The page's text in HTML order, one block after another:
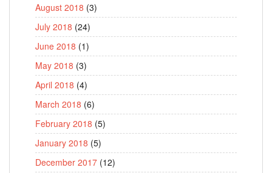
August 2018 (3)
July 2018 (24)
June 2018 (1)
May 2018 (3)
April 2018 (4)
March 2018 (6)
February 2018 (5)
January 2018 (5)
December 2017 (12)